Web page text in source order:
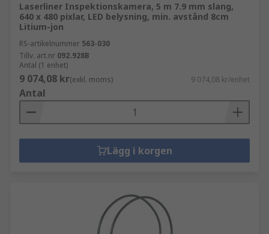
Laserliner Inspektionskamera, 5 m 7.9 mm slang,
640 x 480 pixlar, LED belysning, min. avstånd 8cm
Litium-jon
RS-artikelnummer 563-030
Tillv. art.nr 092.928B
Antal (1 enhet)
9 074,08 kr(exkl. moms) 9 074,08 kr/enhet
Antal
Lägg i korgen